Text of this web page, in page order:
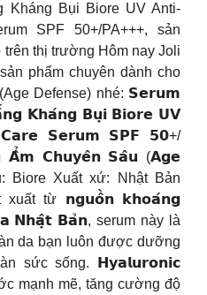
Kháng Bụi Biore UV Anti-
SPF 50+/PA+++, sản
thị trường Hôm nay Joli
phẩm chuyên dành cho
Defense) nhé: 𝗦𝗲𝗿𝘂𝗺
𝗞𝗵𝗮́𝗻𝗴 𝗕𝘂̣𝗶 𝗕𝗶𝗼𝗿𝗲 𝗨𝗩
𝗖𝗮𝗿𝗲 𝗦𝗲𝗿𝘂𝗺 𝗦𝗣𝗙 𝟱𝟬+/
𝗔̂̉𝗺 𝗖𝗵𝘂𝘆𝗲̂𝗻 𝗦𝗮̂𝘂 (𝗔𝗴𝗲
Biore Xuất xứ: Nhật Bản
xuất từ 𝗻𝗴𝘂𝗼̂̀𝗻 𝗸𝗵𝗼𝗮́𝗻𝗴
𝗡𝗵𝗮̣̂𝘁 𝗕𝗮̉𝗻, serum này là
da bạn luôn được dưỡng
sức sống. 𝗛𝘆𝗮𝗹𝘂𝗿𝗼𝗻𝗶𝗰
mạnh mẽ, tăng cường độ